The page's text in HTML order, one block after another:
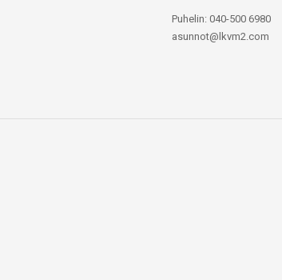
Puhelin: 040-500 6980
asunnot@lkvm2.com